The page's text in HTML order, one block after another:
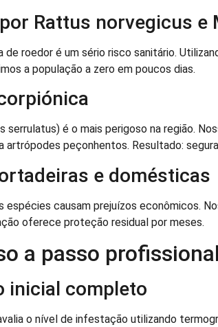
Rattus norvegicus e
de roedor é um sério risco sanitário.
a população a zero em poucos dias.
serrulatus) é o mais perigoso na região.
peçonhentos. Resultado:
e domésticas
espécies causam prejuízos econômicos.
oferece proteção residual por meses.
a passo
inicial completo
o nível de infestação utilizando